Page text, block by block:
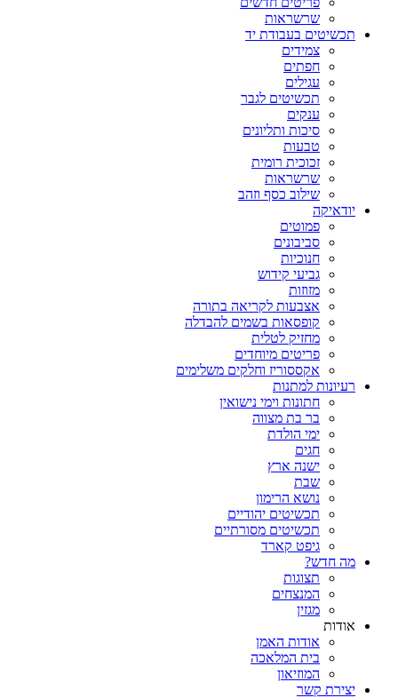
שרשראות
תכשיטים בעבודת יד
צמידים
חפתים
עגילים
תכשיטים לגבר
ענקים
סיכות ותליונים
טבעות
זכוכית רומית
שרשראות
שילוב כסף וזהב
יודאיקה
פמוטים
סביבונים
חנוכיות
גביעי קידוש
מזוזות
אצבעות לקריאה בתורה
קופסאות בשמים להבדלה
מחזיק לטלית
פריטים מיוחדים
אקססוריז וחלקים משלימים
רעיונות למתנות
חתונות וימי נישואין
בר בת מצווה
ימי הולדת
חגים
ישנה ארץ
שבת
נושא הרימון
תכשיטים יהודיים
תכשיטים מסורתיים
גיפט קארד
מה חדש?
תצוגות
המנצחים
מגזין
אודות
אודות האמן
בית המלאכה
המוזיאון
יצירת קשר